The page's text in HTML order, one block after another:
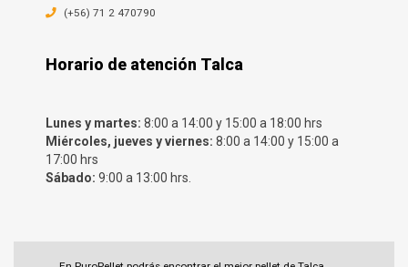
(+56) 71 2 470790
Horario de atención Talca
Lunes y martes: 8:00 a 14:00 y 15:00 a 18:00 hrs
Miércoles, jueves y viernes: 8:00 a 14:00 y 15:00 a
17:00 hrs
Sábado: 9:00 a 13:00 hrs.